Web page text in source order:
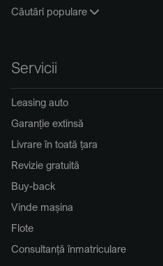
Căutări populare
Servicii
Leasing auto
Garanție extinsă
Livrare în toată țara
Revizie gratuită
Buy-back
Vinde mașina
Flote
Consultanță înmatriculare